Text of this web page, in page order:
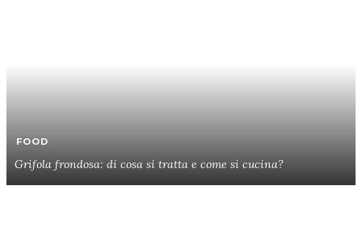
FOOD
Grifola frondosa: di cosa si tratta e come si cucina?